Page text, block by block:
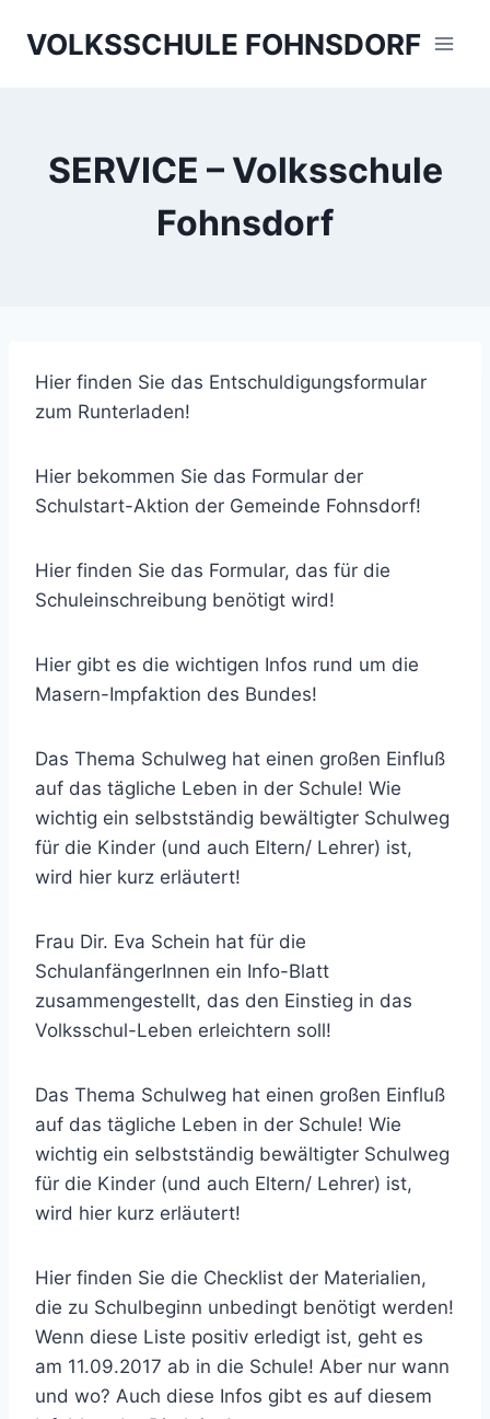
VOLKSSCHULE FOHNSDORF
SERVICE – Volksschule
Fohnsdorf
Hier finden Sie das Entschuldigungsformular
zum Runterladen!
Hier bekommen Sie das Formular der
Schulstart-Aktion der Gemeinde Fohnsdorf!
Hier finden Sie das Formular, das für die
Schuleinschreibung benötigt wird!
Hier gibt es die wichtigen Infos rund um die
Masern-Impfaktion des Bundes!
Das Thema Schulweg hat einen großen Einfluß
auf das tägliche Leben in der Schule! Wie
wichtig ein selbstständig bewältigter Schulweg
für die Kinder (und auch Eltern/ Lehrer) ist,
wird hier kurz erläutert!
Frau Dir. Eva Schein hat für die
SchulanfängerInnen ein Info-Blatt
zusammengestellt, das den Einstieg in das
Volksschul-Leben erleichtern soll!
Das Thema Schulweg hat einen großen Einfluß
auf das tägliche Leben in der Schule! Wie
wichtig ein selbstständig bewältigter Schulweg
für die Kinder (und auch Eltern/ Lehrer) ist,
wird hier kurz erläutert!
Hier finden Sie die Checklist der Materialien,
die zu Schulbeginn unbedingt benötigt werden!
Wenn diese Liste positiv erledigt ist, geht es
am 11.09.2017 ab in die Schule! Aber nur wann
und wo? Auch diese Infos gibt es auf diesem